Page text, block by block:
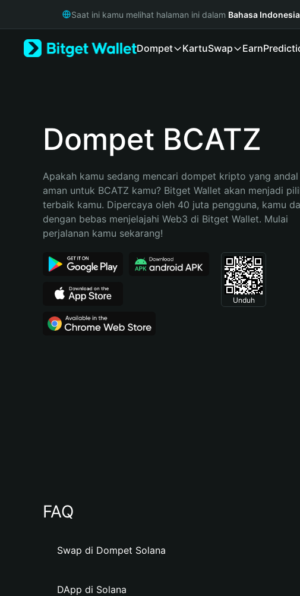
Русский
Bahasa Indonesia
Español (Argentina)
Saat ini kamu melihat halaman ini dalam Bahasa Indonesia
Dompet KartuSwap Earn
Dompet BCATZ
Apakah kamu sedang mencari dompet kripto yang andal
aman untuk BCATZ kamu? Bitget Wallet akan menjadi
terbaik kamu. Dipercaya oleh 40 juta pengguna, kamu
dengan bebas menjelajahi Web3 di Bitget Wallet. Mulai
perjalanan kamu sekarang!
Unduh
FAQ
Swap di Dompet Solana
DApp di Solana